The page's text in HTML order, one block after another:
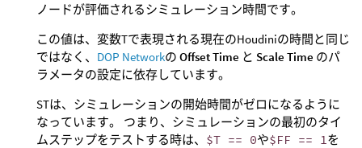
ノードが評価されるシミュレーション時間です。
この値は、変数Tで表現される現在のHoudiniの時間と同じ
ではなく、 DOP Networkの Offset Time と Scale Time のパ
ラメータの設定に依存しています。
STは、シミュレーションの開始時間がゼロになるように
なっています。 つまり、シミュレーションの最初のタイ
ムステップをテストする時は、 $T == 0や$FF == 1を